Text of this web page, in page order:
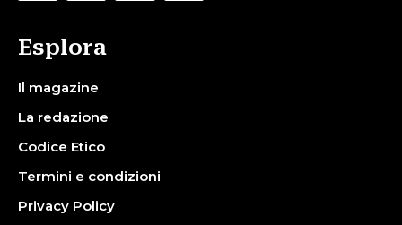
Esplora
Il magazine
La redazione
Codice Etico
Termini e condizioni
Privacy Policy